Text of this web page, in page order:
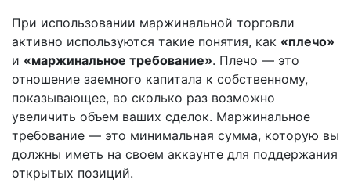
При использовании маржинальной торговли
активно используются такие понятия, как «плечо»
и «маржинальное требование». Плечо — это
отношение заемного капитала к собственному,
показывающее, во сколько раз возможно
увеличить объем ваших сделок. Маржинальное
требование — это минимальная сумма, которую вы
должны иметь на своем аккаунте для поддержания
открытых позиций.